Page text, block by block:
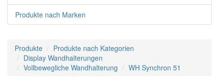
Produkte nach Marken
Produkte
Produkte nach Kategorien
Display Wandhalterungen
Vollbewegliche Wandhalterung
WH Synchron 51